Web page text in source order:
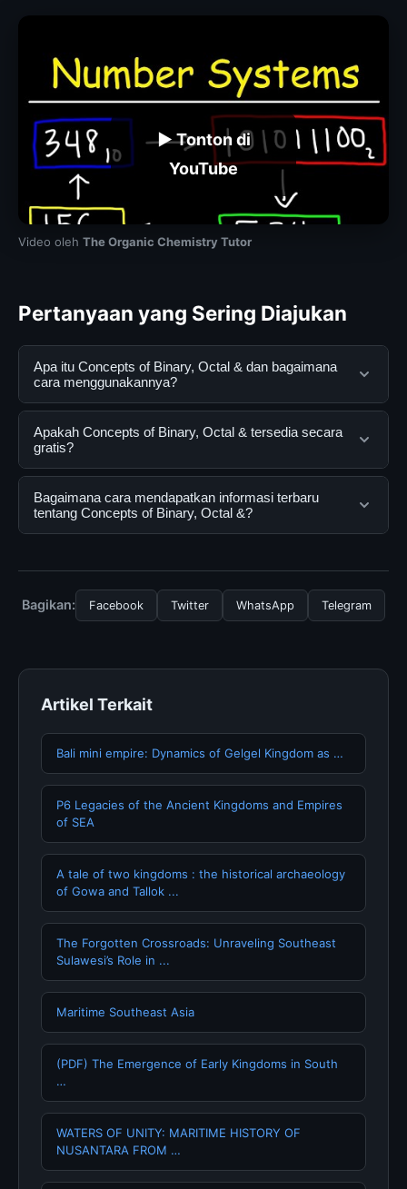
▶ Tonton di
YouTube
Video oleh The Organic Chemistry Tutor
Pertanyaan yang Sering Diajukan
Apa itu Concepts of Binary, Octal & dan bagaimana
cara menggunakannya?
Concepts of Binary, Octal & adalah layanan digital yang
dirancang untuk membantu pengguna mendapatkan
informasi lengkap dan terpercaya. Anda dapat
menggunakannya dengan mengunjungi situs resmi dan
mengikuti panduan yang tersedia.
Apakah Concepts of Binary, Octal & tersedia secara
gratis?
Ya, Concepts of Binary, Octal & dapat diakses secara
gratis oleh semua pengguna. Tidak ada biaya
tersembunyi atau langganan yang diperlukan untuk
Bagaimana cara mendapatkan informasi terbaru
tentang Concepts of Binary, Octal &?
halaman resmi kami secara berkala. Kami selalu
memperbarui konten dengan informasi terkini dan
Bagikan: Facebook Twitter WhatsApp Telegram
Artikel Terkait
Bali mini empire: Dynamics of Gelgel Kingdom as …
P6 Legacies of the Ancient Kingdoms and Empires
of SEA
A tale of two kingdoms : the historical archaeology
of Gowa and Tallok ...
The Forgotten Crossroads: Unraveling Southeast
Sulawesi’s Role in ...
Maritime Southeast Asia
(PDF) The Emergence of Early Kingdoms in South
…
WATERS OF UNITY: MARITIME HISTORY OF
NUSANTARA FROM …